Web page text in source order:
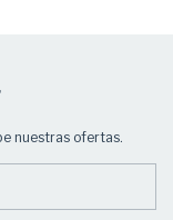
nuestras ofertas.